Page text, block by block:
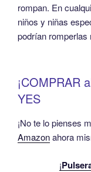
rompan. En
niños y niñas
podrían romperlas
¡COMPRAR
YES
¡No te lo pienses
Amazonahora
¡